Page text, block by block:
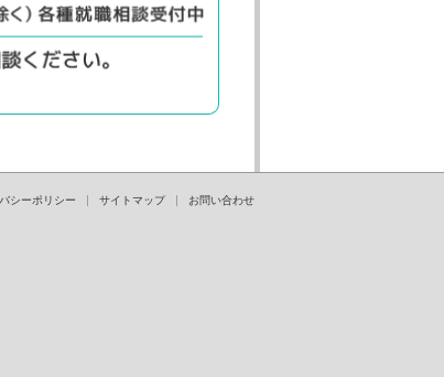
シーポリシー サイトマップ お問い合わせ